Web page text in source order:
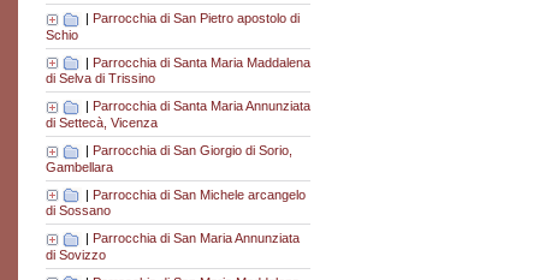
Parrocchia di San Pietro apostolo di
Schio
| Parrocchia di Santa Maria Maddalena
di Selva di Trissino
Parrocchia di Santa Maria Annunziata
di Settecà, Vicenza
| Parrocchia di San Giorgio di Sorio,
Gambellara
| Parrocchia di San Michele arcangelo
di Sossano
| Parrocchia di San Maria Annunziata
di Sovizzo